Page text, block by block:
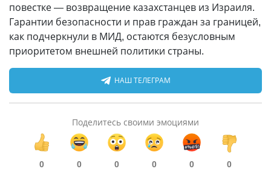
повестке — возвращение казахстанцев из Израиля.
Гарантии безопасности и прав граждан за границей,
как подчеркнули в МИД, остаются безусловным
приоритетом внешней политики страны.
НАШ ТЕЛЕГРАМ
Поделитесь своими эмоциями
0 0 0 0 0 0